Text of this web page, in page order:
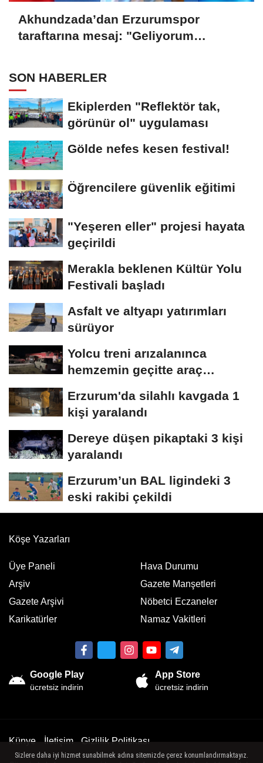
Akhundzada’dan Erzurumspor
taraftarına mesaj: "Geliyorum
SON HABERLER
Ekiplerden "Reflektör tak,
görünür ol" uygulaması
Gölde nefes kesen festival!
Öğrencilere güvenlik eğitimi
"Yeşeren eller" projesi hayata
geçirildi
Merakla beklenen Kültür Yolu
Festivali başladı
Asfalt ve altyapı yatırımları
sürüyor
Yolcu treni arızalanınca
hemzemin geçitte araç
Erzurum'da silahlı kavgada 1
kişi yaralandı
Dereye düşen pikaptaki 3 kişi
yaralandı
Erzurum’un BAL ligindeki 3
eski rakibi çekildi
Köşe Yazarları
Üye Paneli
Arşiv
Gazete Arşivi
Karikatürler
Hava Durumu
Gazete Manşetleri
Nöbetci Eczaneler
Namaz Vakitleri
Google Play
ücretsiz indirin
App Store
ücretsiz indirin
Künye İletişim Gizlilik Politikası
Sizlere daha iyi hizmet sunabilmek adına sitemizde çerez konumlandırmaktayız.